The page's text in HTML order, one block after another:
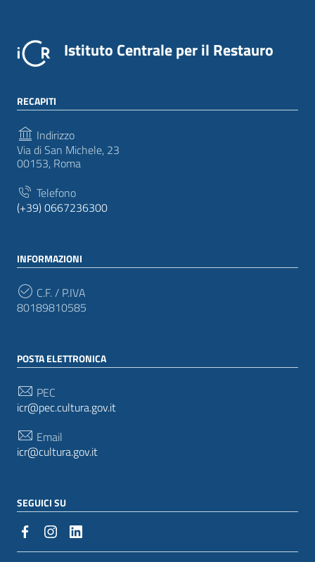
Istituto Centrale per il Restauro
RECAPITI
Indirizzo
Via di San Michele, 23
00153, Roma
Telefono
(+39) 0667236300
INFORMAZIONI
C.F. / P.IVA
80189810585
POSTA ELETTRONICA
PEC
icr@pec.cultura.gov.it
Email
icr@cultura.gov.it
SEGUICI SU